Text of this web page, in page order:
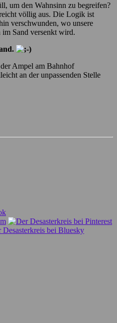
um den Wahnsinn zu begreifen?
völlig aus. Die Logik ist
verschwunden, wo unsere
Sand versenkt wird.
Ampel am Bahnhof
an der unpassenden Stelle